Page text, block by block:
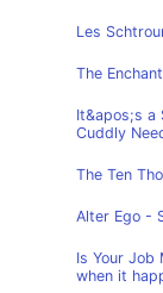
Les
The
It&apos;s a
Cuddly
The Ten
Alter Ego -
Is Your Job
when it